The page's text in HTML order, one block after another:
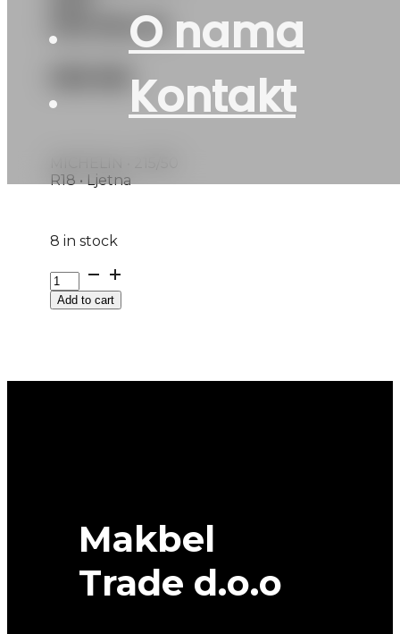
O nama
Kontakt
MICHELIN
R18 • Ljetna
8 in stock
215/50R18
PRIMACY-
5Add to cart
Makbel
Trade d.o.o